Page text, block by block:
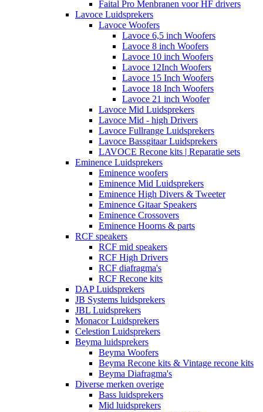
Faital Pro Menbranen voor HF drivers
Lavoce Luidsprekers
Lavoce Woofers
Lavoce 6,5 inch Woofers
Lavoce 8 inch Woofers
Lavoce 10 inch Woofers
Lavoce 12Inch Woofers
Lavoce 15 Inch Woofers
Lavoce 18 Inch Woofers
Lavoce 21 inch Woofer
Lavoce Mid Luidsprekers
Lavoce Mid - high Drivers
Lavoce Fullrange Luidsprekers
Lavoce Bassgitaar Luidsprekers
LAVOCE Recone kits | Reparatie sets
Eminence Luidsprekers
Eminence woofers
Eminence Mid Luidsprekers
Eminence High Divers & Tweeter
Eminence Gitaar Speakers
Eminence Crossovers
Eminence Hoorns & parts
RCF speakers
RCF mid speakers
RCF High Drivers
RCF diafragma's
RCF Recone kits
DAP Luidsprekers
JB Systems luidsprekers
JBL Luidsprekers
Monacor Luidsprekers
Celestion Luidsprekers
Beyma luidsprekers
Beyma Woofers
Beyma Recone kits & Vintage recone kits
Beyma Diafragma's
Diverse merken overige
Bass luidsprekers
Mid luidsprekers